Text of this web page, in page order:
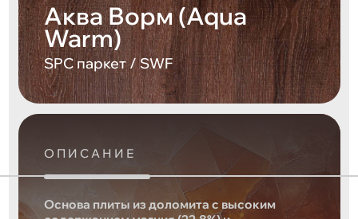
Аква Ворм (Aqua
Warm)
SPC паркет / SWF
ОПИСАНИЕ
Основа плиты из доломита с высоким